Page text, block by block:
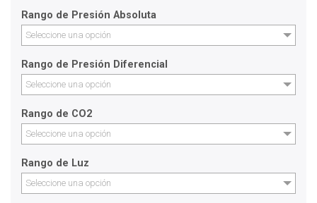
Rango de Presión Absoluta
Seleccione una opción
Rango de Presión Diferencial
Seleccione una opción
Rango de CO2
Seleccione una opción
Rango de Luz
Seleccione una opción